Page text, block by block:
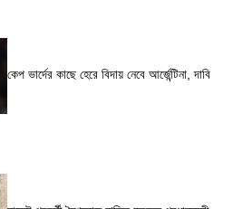
কেপ ভার্দের কাছে হেরে বিদায় নেবে আর্জেন্টিনা, দাবি